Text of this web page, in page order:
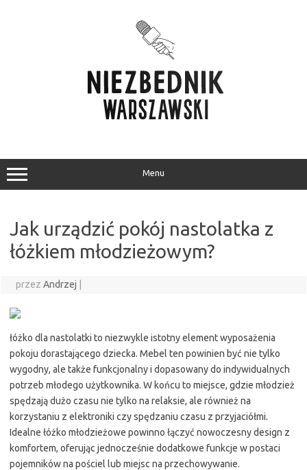
Menu
Jak urządzić pokój nastolatka z
łóżkiem młodzieżowym?
przez Andrzej
łóżko dla nastolatki to niezwykle istotny element wyposażenia
pokoju dorastającego dziecka. Mebel ten powinien być nie tylko
wygodny, ale także funkcjonalny i dopasowany do indywidualnych
potrzeb młodego użytkownika. W końcu to miejsce, gdzie młodzież
spędzają dużo czasu nie tylko na relaksie, ale również na
korzystaniu z elektroniki czy spędzaniu czasu z przyjaciółmi.
Idealne łóżko młodzieżowe powinno łączyć nowoczesny design z
komfortem, oferując jednocześnie dodatkowe funkcje w postaci
pojemników na pościel lub miejsc na przechowywanie.